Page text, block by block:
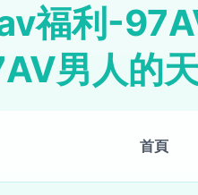
福利-
男人的
首頁